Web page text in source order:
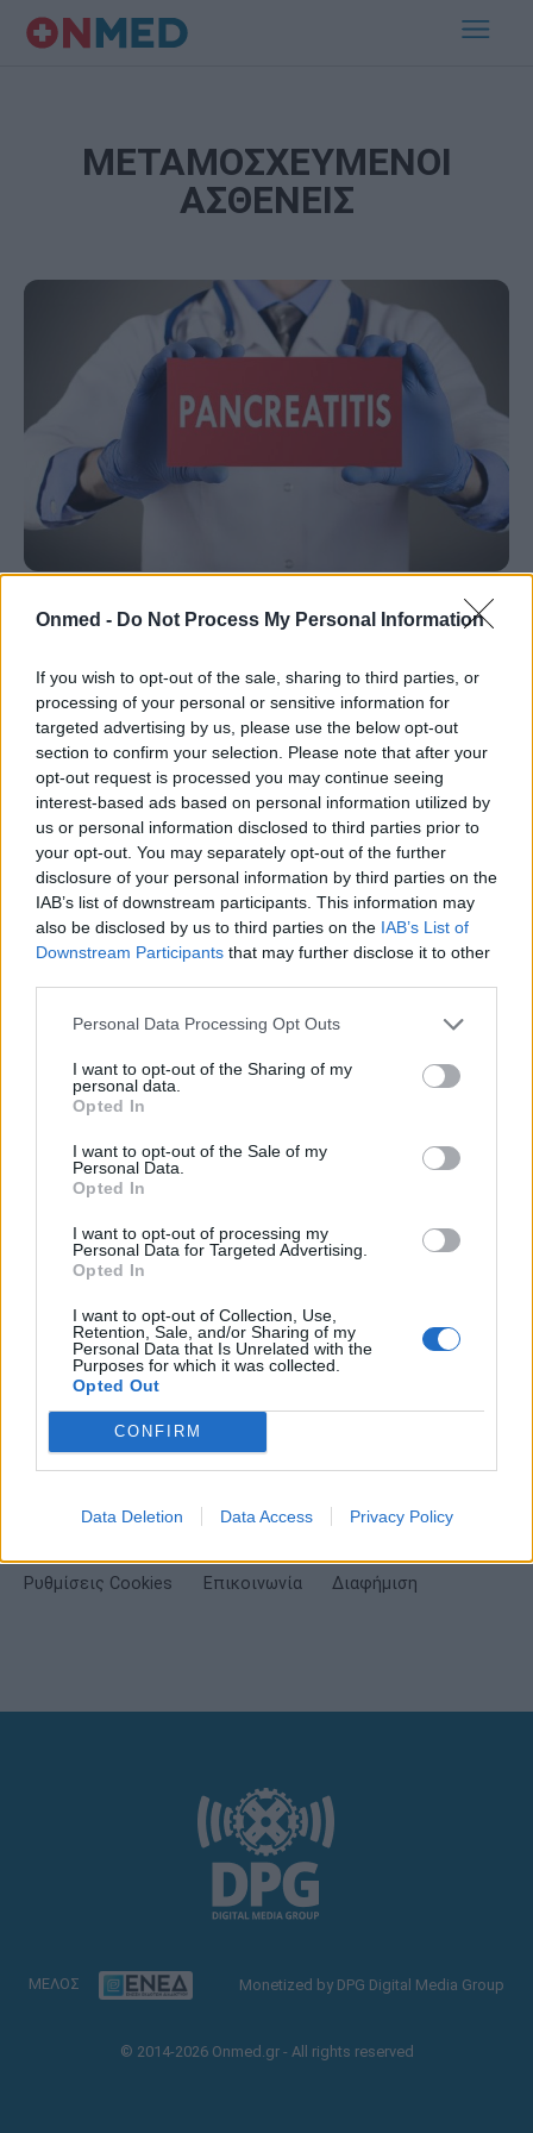
Onmed - Do Not Process My Personal Information
If you wish to opt-out of the sale, sharing to third parties, or
processing of your personal or sensitive information for
targeted advertising by us, please use the below opt-out
section to confirm your selection. Please note that after your
opt-out request is processed you may continue seeing
interest-based ads based on personal information utilized by
us or personal information disclosed to third parties prior to
your opt-out. You may separately opt-out of the further
disclosure of your personal information by third parties on the
IAB’s list of downstream participants. This information may
also be disclosed by us to third parties on the IAB’s List of
Downstream Participants that may further disclose it to other
Personal Data Processing Opt Outs
I want to opt-out of the Sharing of my
personal data.
Opted In
I want to opt-out of the Sale of my
Personal Data.
Opted In
I want to opt-out of processing my
Personal Data for Targeted Advertising.
Opted In
I want to opt-out of Collection, Use,
Retention, Sale, and/or Sharing of my
Personal Data that Is Unrelated with the
Purposes for which it was collected.
Opted Out
CONFIRM
Data Deletion Data Access Privacy Policy
ΜΕΤΑΜΟΣΧΕΥΜΕΝΟΙ
ΑΣΘΕΝΕΙΣ
Απρόβλεπτοι οι κίνδυνοι από τη «χολή»
της
Η χοληδόχος κύστη αποτελεί ένα «ρυθμιστικό» όργανο
για την πέψη και μία δεξαμενή των χολικών αλάτων.
Δεν αποτελεί ζωτικό όργανο,…
Εγγραφή στο Newsletter
Σημαντικά νέα για την υγεία στο mail σας καθημερινά
ΕΓΓΡΑΦΗ
εχεμύθειας
του ιστοτόπου της εταιρείας
Δηλώνω υπεύθυνα ότι είμαι άνω των 18 ετών ή ότι βρίσκομαι υπό την
εποπτεία γονέα ή κηδεμόνα ή επιτρόπου
Ρυθμίσεις Cookies Επικοινωνία Διαφήμιση
ΜΕΛΟΣ Monetized by DPG Digital Media Group
© 2014-2026 Onmed.gr - All rights reserved